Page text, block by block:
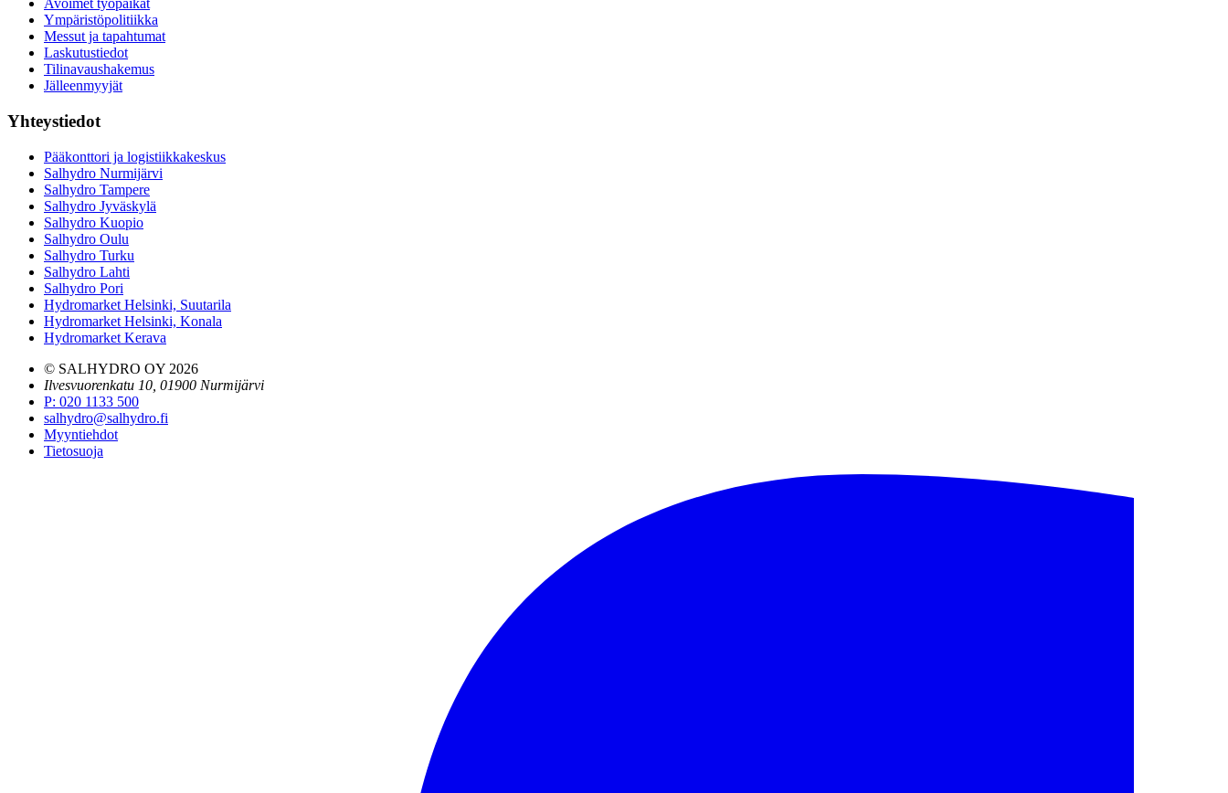
Avoimet työpaikat
Ympäristöpolitiikka
Messut ja tapahtumat
Laskutustiedot
Tilinavaushakemus
Jälleenmyyjät
Yhteystiedot
Pääkonttori ja logistiikkakeskus
Salhydro Nurmijärvi
Salhydro Tampere
Salhydro Jyväskylä
Salhydro Kuopio
Salhydro Oulu
Salhydro Turku
Salhydro Lahti
Salhydro Pori
Hydromarket Helsinki, Suutarila
Hydromarket Helsinki, Konala
Hydromarket Kerava
© SALHYDRO OY 2026
Ilvesvuorenkatu 10, 01900 Nurmijärvi
P: 020 1133 500
salhydro@salhydro.fi
Myyntiehdot
Tietosuoja